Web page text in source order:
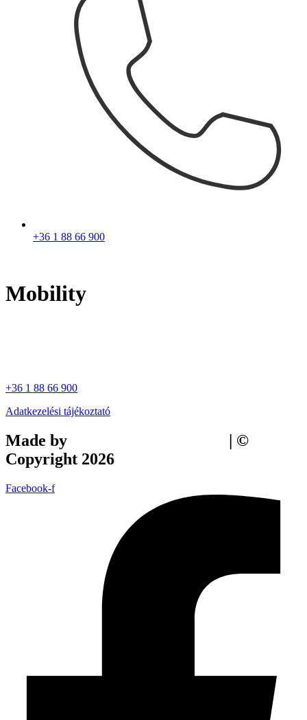
+36 1 88 66 900
Mobility
+36 1 88 66 900
Adatkezelési tájékoztató
Made by
| ©
Copyright 2026
Facebook-f